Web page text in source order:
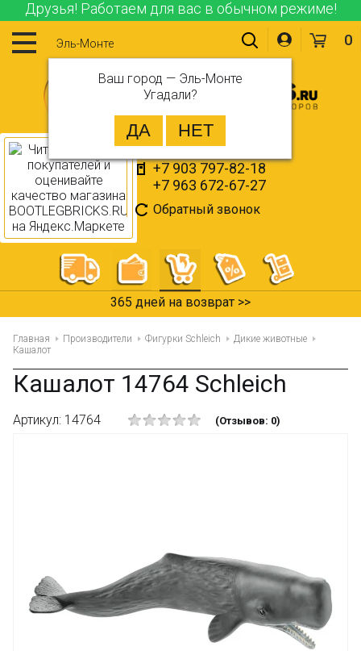
Друзья! Работаем для вас в обычном режиме!
Эль-Монте
Ваш город — Эль-Монте
Угадали?
+7 903 797-82-18
+7 963 672-67-27
Обратный звонок
0
365 дней на возврат >>
Главная Производители Фигурки Schleich
Дикие животные
Кашалот
Кашалот 14764 Schleich
Артикул: 14764 (Отзывов: 0)